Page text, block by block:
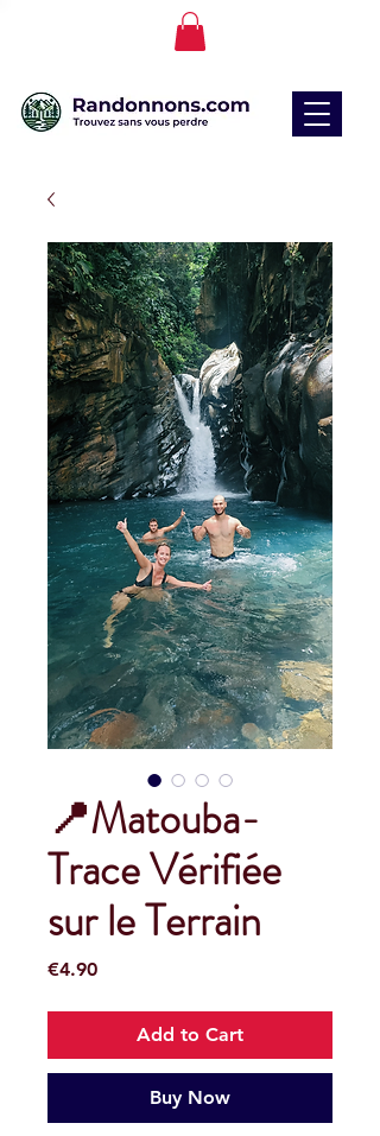
📍Matouba-
Trace Vérifiée
sur le Terrain
€4.90Price
Add to Cart
Buy Now